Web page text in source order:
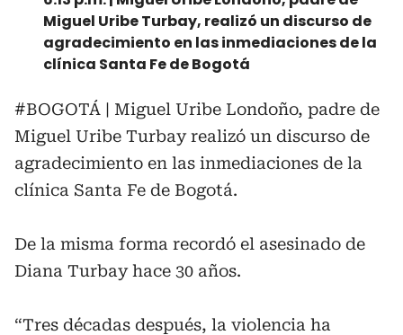
Miguel Uribe Turbay, realizó un discurso de
agradecimiento en las inmediaciones de la
clínica Santa Fe de Bogotá
#BOGOTÁ | Miguel Uribe Londoño, padre de
Miguel Uribe Turbay realizó un discurso de
agradecimiento en las inmediaciones de la
clínica Santa Fe de Bogotá.
De la misma forma recordó el asesinado de
Diana Turbay hace 30 años.
“Tres décadas después, la violencia ha